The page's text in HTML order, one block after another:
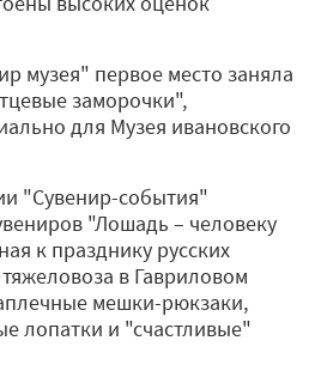
музея" первое место заняла
заморочки",
для Музея ивановского
"Сувенир-события"
"Лошадь – человеку
к празднику русских
в Гавриловом
мешки-рюкзаки,
лопатки и "счастливые"